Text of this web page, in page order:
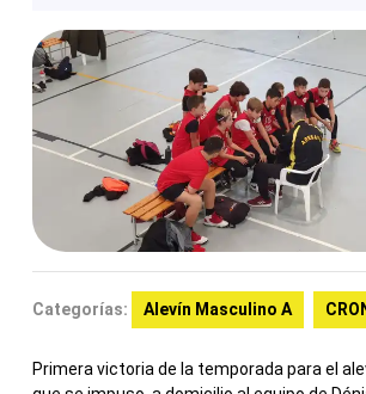
Categorías: Alevín Masculino A
Primera victoria de la temporada para el